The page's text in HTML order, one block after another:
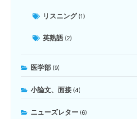
リスニング(1)
英熟語 (2)
医学部 (9)
小論文、面接 (4)
ニューズレター (6)